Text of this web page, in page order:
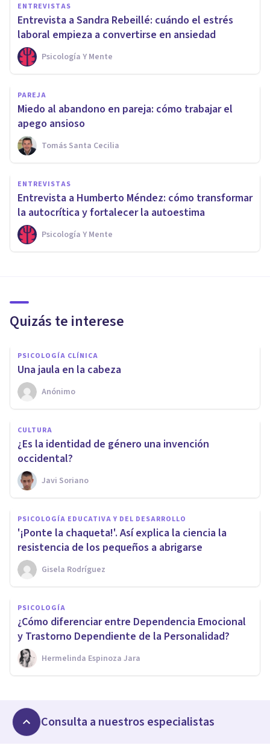
ENTREVISTAS
Entrevista a Sandra Rebeillé: cuándo el estrés
laboral empieza a convertirse en ansiedad
Psicología Y Mente
PAREJA
Miedo al abandono en pareja: cómo trabajar el
apego ansioso
Tomás Santa Cecilia
ENTREVISTAS
Entrevista a Humberto Méndez: cómo transformar
la autocrítica y fortalecer la autoestima
Psicología Y Mente
Quizás te interese
PSICOLOGÍA CLÍNICA
Una jaula en la cabeza
Anónimo
CULTURA
¿Es la identidad de género una invención
occidental?
Javi Soriano
PSICOLOGÍA EDUCATIVA Y DEL DESARROLLO
'¡Ponte la chaqueta!'. Así explica la ciencia la
resistencia de los pequeños a abrigarse
Gisela Rodríguez
PSICOLOGÍA
¿Cómo diferenciar entre Dependencia Emocional
y Trastorno Dependiente de la Personalidad?
Hermelinda Espinoza Jara
Consulta a nuestros especialistas